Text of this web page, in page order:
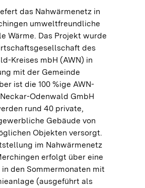
das Nahwärmenetz in
umweltfreundliche
Wärme. Das Projekt wurde
des
Kreises mbH (AWN) in
mit der Gemeinde
ist die 100 %ige AWN-
Odenwald GmbH
rund 40 private,
Gebäude von
Objekten versorgt.
im Nahwärmenetz
erfolgt über eine
den Sommermonaten mit
(ausgeführt als